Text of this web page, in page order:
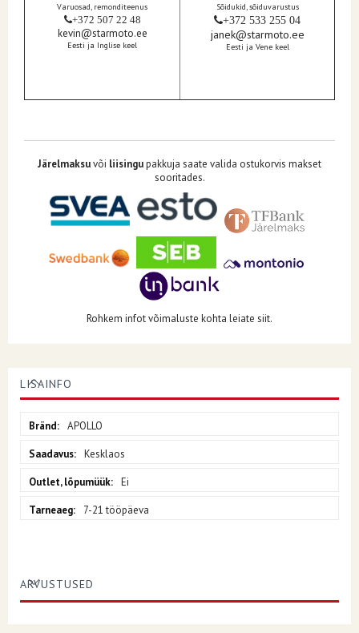
Varuosad, remonditeenus
+372 507 22 48
kevin@starmoto.ee
Eesti ja Inglise keel
Sõidukid, sõiduvarustus
+372 533 255 04
janek@starmoto.ee
Eesti ja Vene keel
Järelmaksuvõi liisingupakkuja saate valida ostukorvis makset
sooritades.
Rohkem infot võimaluste kohta leiate siit.
LISAINFO
APOLLO
Kesklaos
Ei
7-21 tööpäeva
ARVUSTUSED